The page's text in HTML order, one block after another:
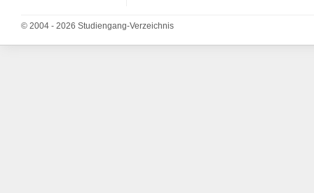
© 2004 - 2026 Studiengang-Verzeichnis